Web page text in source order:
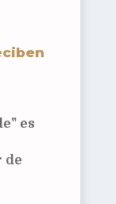
es
de